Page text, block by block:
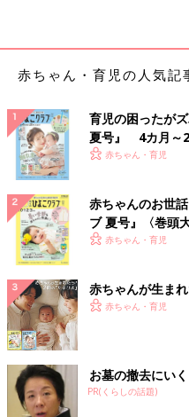
赤ちゃん・育児の人気記
育児の困ったが
夏号』 4カ月～2
いっぱい！
赤ちゃん・育児
赤ちゃんのお世
ブ 夏号』〈巻頭
く！ おっぱい・
赤ちゃん・育児
赤ちゃんが生ま
赤ちゃん・育児
お墓の撤去にい
PR(くらしの話題)